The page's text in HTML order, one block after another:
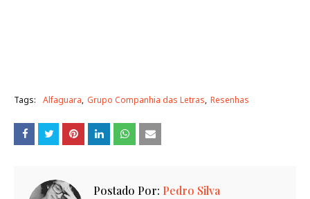
Tags: Alfaguara Grupo Companhia das Letras Resenhas
Postado Por: Pedro Silva